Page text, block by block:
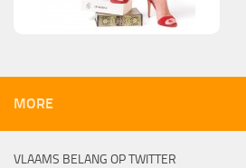
MORE
VLAAMS BELANG OP TWITTER